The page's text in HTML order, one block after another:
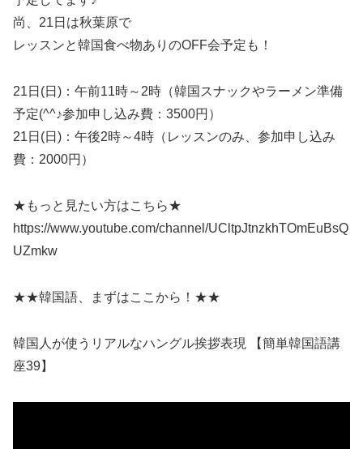
尚、21日は秋葉原で
レッスンと韓国食べ物ありのOFF会予定も！
21日(日)：午前11時～2時（韓国スナックやラーメン準備
予定(^^♪参加申し込み費：3500円）
21日(日)：午後2時～4時（レッスンのみ、参加申し込み
費：2000円）
★もっと見たい方はこちら★
https://www.youtube.com/channel/UCltpJtnzkhTOmEuBsQ
UZmkw
★★韓国語、まずはここから！★★
韓国人が使うリアルなハングル挨拶表現 【簡単韓国語講
座39】